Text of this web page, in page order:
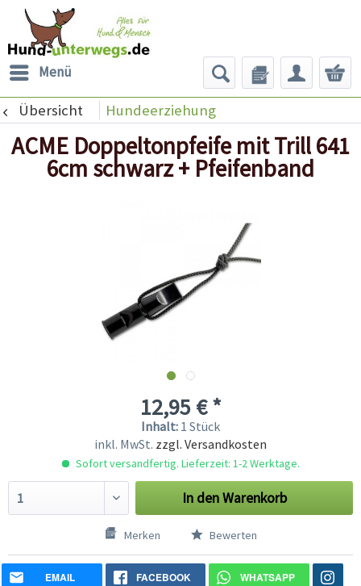
Menü
Übersicht Hundeerziehung
ACME Doppeltonpfeife mit Trill 641
6cm schwarz + Pfeifenband
12,95 € *
Inhalt: 1 Stück
inkl. MwSt. zzgl. Versandkosten
Sofort versandfertig. Lieferzeit: 1-2 Werktage.
In denWarenkorb
Merken Bewerten
EMAIL FACEBOOK WHATSAPP